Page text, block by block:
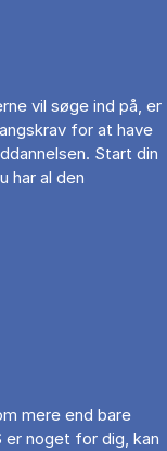
vil søge ind på, er
for at have
Start din
har al den
mere end bare
er noget for dig, kan